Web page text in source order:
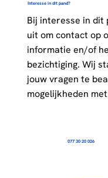
Interesse in dit pand?
Bij interesse in dit
uit om contact op
informatie en/of
bezichtiging. Wij
jouw vragen te
mogelijkheden
077 30 20 026